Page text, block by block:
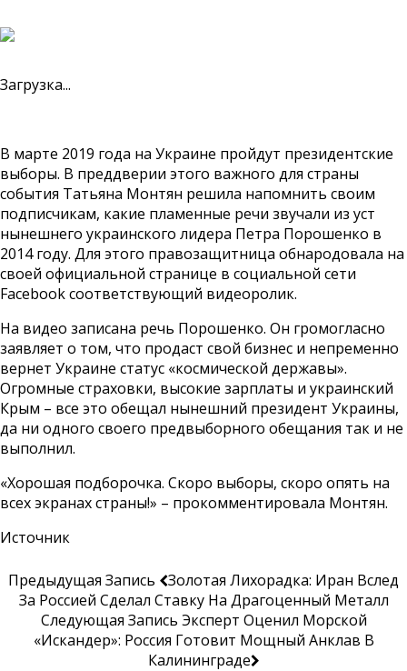
Загрузка...
В марте 2019 года на Украине пройдут президентские
выборы. В преддверии этого важного для страны
события Татьяна Монтян решила напомнить своим
подписчикам, какие пламенные речи звучали из уст
нынешнего украинского лидера Петра Порошенко в
2014 году. Для этого правозащитница обнародовала на
своей официальной странице в социальной сети
Facebook соответствующий видеоролик.
На видео записана речь Порошенко. Он громогласно
заявляет о том, что продаст свой бизнес и непременно
вернет Украине статус «космической державы».
Огромные страховки, высокие зарплаты и украинский
Крым – все это обещал нынешний президент Украины,
да ни одного своего предвыборного обещания так и не
выполнил.
«Хорошая подборочка. Скоро выборы, скоро опять на
всех экранах страны!» – прокомментировала Монтян.
Источник
Предыдущая Запись
Золотая Лихорадка: Иран Вслед
За Россией Сделал Ставку На Драгоценный Металл
Следующая Запись Эксперт Оценил Морской
«Искандер»: Россия Готовит Мощный Анклав В
Калининграде